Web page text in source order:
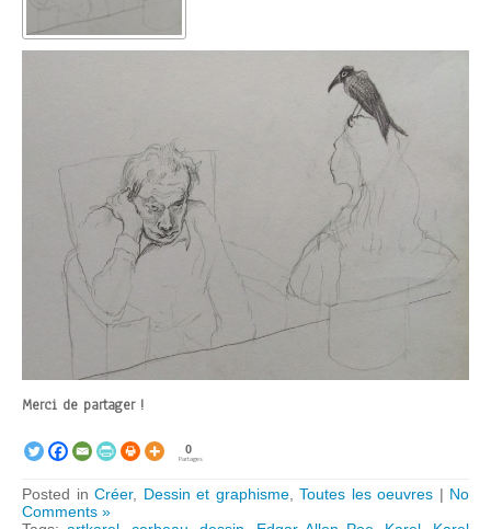
Merci de partager !
0
Partages
Posted in Créer, Dessin et graphisme, Toutes les oeuvres | No
Comments »